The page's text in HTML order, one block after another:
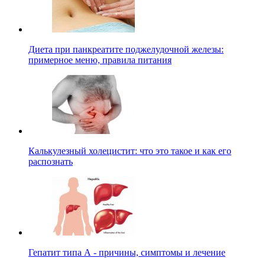
Диета при панкреатите поджелудочной железы:
примерное меню, правила питания
Калькулезный холецистит: что это такое и как его
распознать
Гепатит типа А - причины, симптомы и лечение